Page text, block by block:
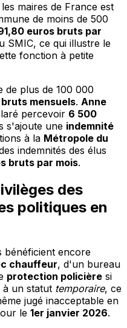
maires de France est
de moins de 500
euros bruts par
SMIC, ce qui illustre le
fonction à petite
de plus de 100 000
mensuels. Anne
percevoir 6 500
s'ajoute une indemnité
à la Métropole du
indemnités des élus
bruts par mois.
des
politiques en
bénéficient encore
chauffeur, d'un bureau
protection policière si
à un statut temporaire, ce
jugé inacceptable en
le 1er janvier 2026.